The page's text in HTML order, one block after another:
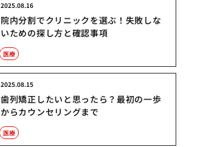
院内分割でクリニックを選ぶ！失敗しな
いための探し方と確認事項
2025.08.16
医療
歯列矯正したいと思ったら？最初の一歩
からカウンセリングまで
2025.08.15
医療